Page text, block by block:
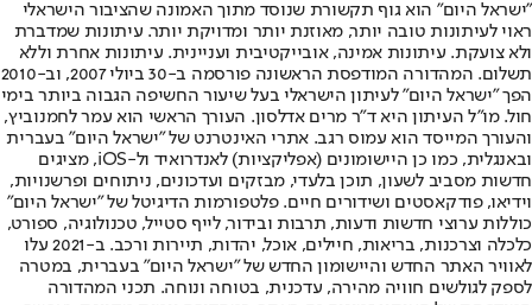
"ישראל היום" הוא גוף תקשורת שנוסד מתוך האמונה שהציבור הישראלי
ראוי לעיתונות טובה יותר, מאוזנת יותר ומדויקת יותר. עיתונות שמדברת
ולא צועקת. עיתונות אמינה, אובייקטיבית ועניינית. עיתונות אחרת וללא
תשלום. המהדורה המודפסת הראשונה פורסמה ב-30 ביולי 2007, וב-2010
הפך "ישראל היום" לעיתון הישראלי בעל שיעור החשיפה הגבוה ביותר בימי
חול. מו"ל העיתון היא ד"ר מרים אדלסון. העורך הראשי הוא עמר לחמנוביץ,
והעורך המייסד הוא עמוס רגב. אתרי האינטרנט של "ישראל היום" בעברית
ובאנגלית, כמו כן היישומונים (אפליקציות) לאנדרואיד ול-iOS, מציגים
חדשות מסביב לשעון, תוכן בלעדי, מבזקים ועדכונים, ניתוחים ופרשנויות,
וידיאו, פודקאסטים ושידורים חיים. פלטפורמות הדיגיטל של "ישראל היום"
כוללות ערוצי חדשות ודעות, תרבות ובידור, לייף סטייל, טכנולוגיה, ספורט,
כלכלה וצרכנות, בריאות, חיילים, אוכל, יהדות, תיירות ורכב. ב-2021 עלו
לאוויר האתר החדש והיישומון החדש של "ישראל היום" בעברית, במטרה
לספק לגולשים חוויה מהירה, עדכנית, בטוחה ונוחה. תכני המהדורה